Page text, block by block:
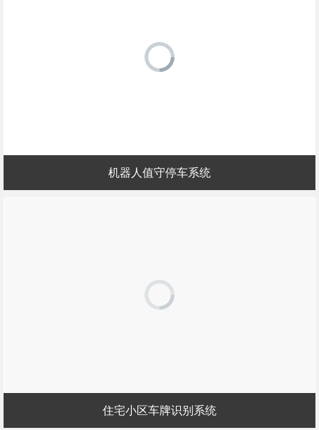
机器人值守停车系统
住宅小区车牌识别系统